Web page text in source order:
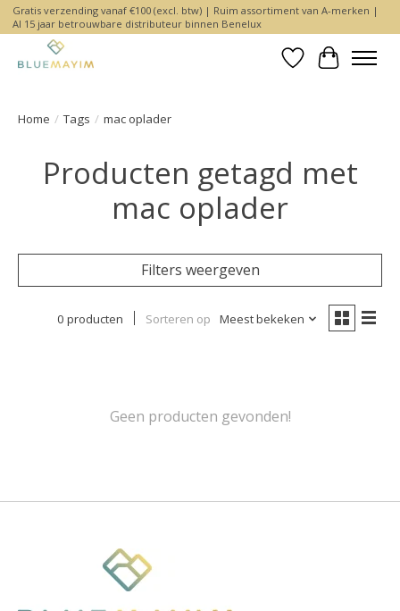
Gratis verzending vanaf €100 (excl. btw) | Ruim assortiment van A-merken |
Al 15 jaar betrouwbare distributeur binnen Benelux
Verlanglijst
Home / Tags / mac oplader
Producten getagd met
mac oplader
Filters weergeven
0 producten Sorteren op Meest bekeken
Geen producten gevonden!